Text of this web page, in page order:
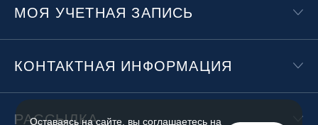
МОЯ УЧЕТНАЯ ЗАПИСЬ
КОНТАКТНАЯ ИНФОРМАЦИЯ
РАССЫЛКА
Оставаясь на сайте, вы соглашаетесь на